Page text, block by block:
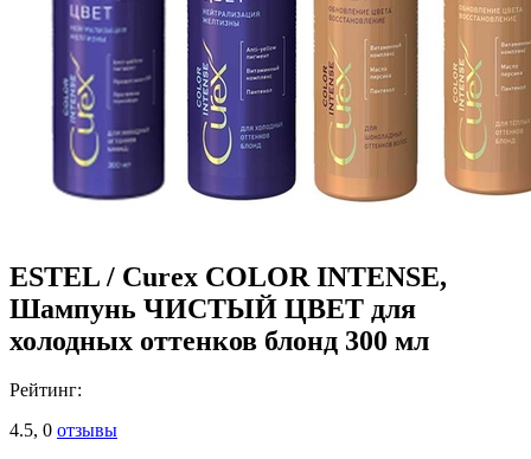
ESTEL / Curex COLOR INTENSE,
Шампунь ЧИСТЫЙ ЦВЕТ для
холодных оттенков блонд 300 мл
Рейтинг:
4.5, 0 отзывы